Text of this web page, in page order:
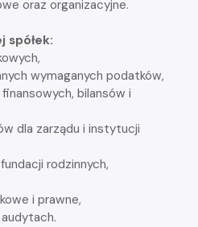
oraz organizacyjne.
spółek:
wymaganych podatków,
bilansów i
dla zarządu i instytucji
rodzinnych,
i prawne,